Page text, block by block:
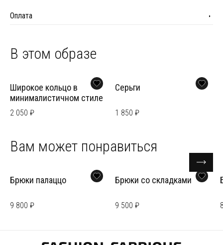
Оплата
В этом образе
Широкое кольцо в
минималистичном стиле
2 050 ₽
Серьги
1 850 ₽
Вам может понравиться
Брюки палаццо
9 800 ₽
Брюки со складками
9 500 ₽